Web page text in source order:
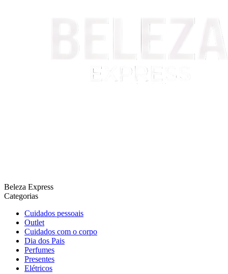
Beleza Express
Categorias
Cuidados pessoais
Outlet
Cuidados com o corpo
Dia dos Pais
Perfumes
Presentes
Elétricos